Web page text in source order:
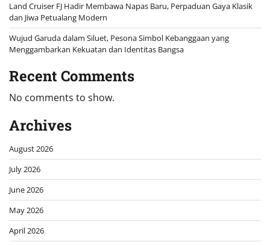
Land Cruiser FJ Hadir Membawa Napas Baru, Perpaduan Gaya Klasik
dan Jiwa Petualang Modern
Wujud Garuda dalam Siluet, Pesona Simbol Kebanggaan yang
Menggambarkan Kekuatan dan Identitas Bangsa
Recent Comments
No comments to show.
Archives
August 2026
July 2026
June 2026
May 2026
April 2026